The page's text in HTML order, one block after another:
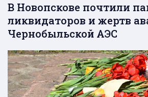
В Новопскове почтили
ликвидаторов и жертв
Чернобыльской АЭС